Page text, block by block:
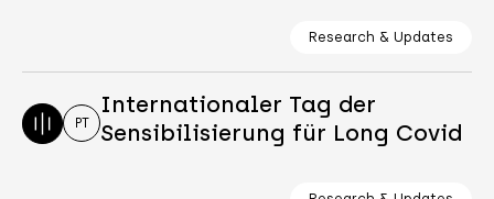
Research & Updates
PT
Internationaler Tag der
Sensibilisierung für Long Covid